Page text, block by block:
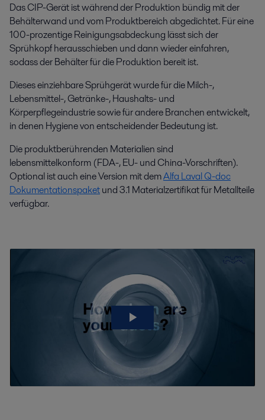
Das CIP-Gerät ist während der Produktion bündig mit der
Behälterwand und vom Produktbereich abgedichtet. Für eine
100-prozentige Reinigungsabdeckung lässt sich der
Sprühkopf herausschieben und dann wieder einfahren,
sodass der Behälter für die Produktion bereit ist.
Dieses einziehbare Sprühgerät wurde für die Milch-,
Lebensmittel-, Getränke-, Haushalts- und
Körperpflegeindustrie sowie für andere Branchen entwickelt,
in denen Hygiene von entscheidender Bedeutung ist.
Die produktberührenden Materialien sind
lebensmittelkonform (FDA-, EU- und China-Vorschriften).
Optional ist auch eine Version mit demAlfa Laval Q-doc
Dokumentationspaketund 3.1 Materialzertifikat für Metallteile
verfügbar.